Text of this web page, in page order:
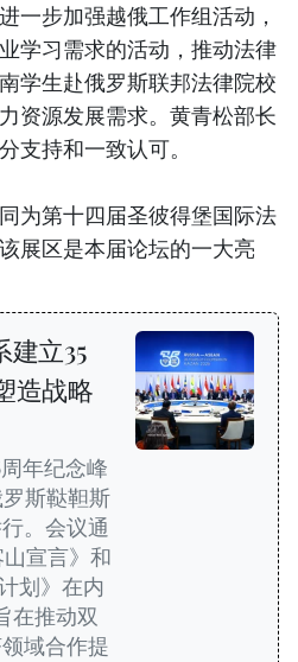
一步加强越俄工作组活动，
学习需求的活动，推动法律
学生赴俄罗斯联邦法律院校
资源发展需求。黄青松部长
支持和一致认可。
为第十四届圣彼得堡国际法
展区是本届论坛的一大亮
立35
造战略
年纪念峰
罗斯鞑靼斯
。会议通
宣言》和
划》在内
在推动双
域合作提